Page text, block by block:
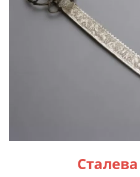
Сталева